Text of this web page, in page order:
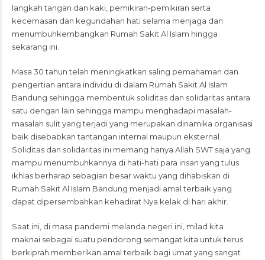
langkah tangan dan kaki, pemikiran-pemikiran serta
kecemasan dan kegundahan hati selama menjaga dan
menumbuhkembangkan Rumah Sakit Al Islam hingga
sekarang ini.
Masa 30 tahun telah meningkatkan saling pemahaman dan
pengertian antara individu di dalam Rumah Sakit Al Islam
Bandung sehingga membentuk soliditas dan solidaritas antara
satu dengan lain sehingga mampu menghadapi masalah-
masalah sulit yang terjadi yang merupakan dinamika organisasi
baik disebabkan tantangan internal maupun eksternal.
Soliditas dan solidaritas ini memang hanya Allah SWT saja yang
mampu menumbuhkannya di hati-hati para insan yang tulus
ikhlas berharap sebagian besar waktu yang dihabiskan di
Rumah Sakit Al Islam Bandung menjadi amal terbaik yang
dapat dipersembahkan kehadirat Nya kelak di hari akhir.
Saat ini, di masa pandemi melanda negeri ini, milad kita
maknai sebagai suatu pendorong semangat kita untuk terus
berkiprah memberikan amal terbaik bagi umat yang sangat